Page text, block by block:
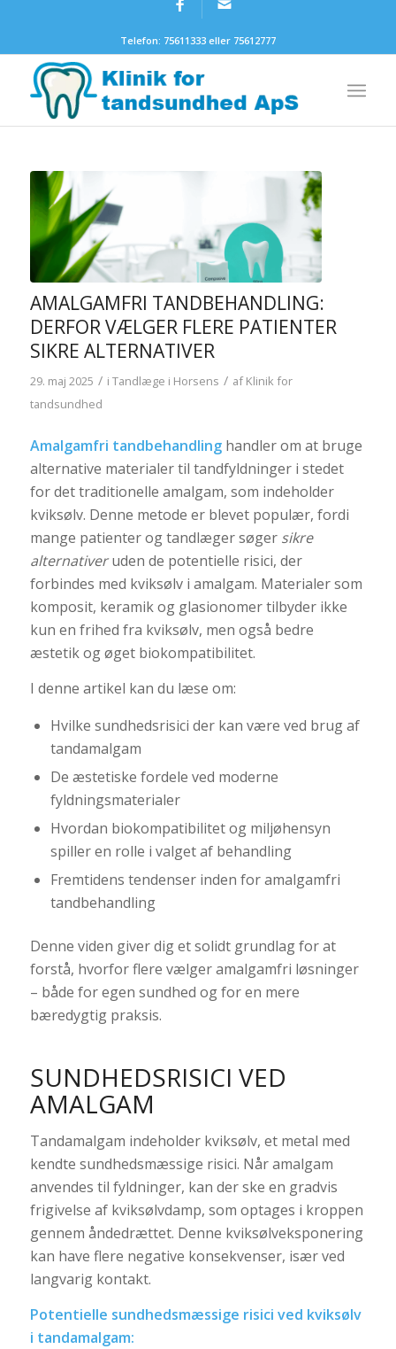
Telefon: 75611333 eller 75612777
AMALGAMFRI TANDBEHANDLING:
DERFOR VÆLGER FLERE PATIENTER
SIKRE ALTERNATIVER
29. maj 2025 / i Tandlæge i Horsens / afKlinik for
tandsundhed
Amalgamfri tandbehandlinghandler om at bruge
alternative materialer til tandfyldninger i stedet
for det traditionelle amalgam, som indeholder
kviksølv. Denne metode er blevet populær, fordi
mange patienter og tandlæger søger sikre
alternativeruden de potentielle risici, der
forbindes med kviksølv i amalgam. Materialer som
komposit, keramik og glasionomer tilbyder ikke
kun en frihed fra kviksølv, men også bedre
æstetik og øget biokompatibilitet.
I denne artikel kan du læse om:
Hvilke sundhedsrisici der kan være ved brug af
tandamalgam
De æstetiske fordele ved moderne
fyldningsmaterialer
Hvordan biokompatibilitet og miljøhensyn
spiller en rolle i valget af behandling
Fremtidens tendenser inden for amalgamfri
tandbehandling
Denne viden giver dig et solidt grundlag for at
forstå, hvorfor flere vælger amalgamfri løsninger
– både for egen sundhed og for en mere
bæredygtig praksis.
SUNDHEDSRISICI VED
AMALGAM
Tandamalgam indeholder kviksølv, et metal med
kendte sundhedsmæssige risici. Når amalgam
anvendes til fyldninger, kan der ske en gradvis
frigivelse af kviksølvdamp, som optages i kroppen
gennem åndedrættet. Denne kviksølveksponering
kan have flere negative konsekvenser, især ved
langvarig kontakt.
Potentielle sundhedsmæssige risici ved kviksølv
i tandamalgam: